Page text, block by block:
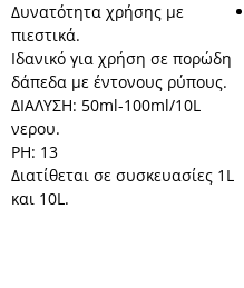
Δυνατότητα χρήσης με
πιεστικά.
Ιδανικό για χρήση σε πορώδη
δάπεδα με έντονους ρύπους.
ΔΙΑΛΥΣΗ: 50ml-100ml/10L
νερου.
PH: 13
Διατίθεται σε συσκευασίες 1L
και 10L.